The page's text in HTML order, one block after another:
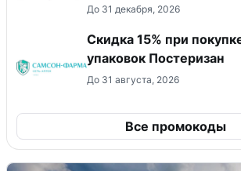
До 31 декабря, 2026
Скидка 15% при
упаковок Постеризан
До 31 августа, 2026
Все промокоды